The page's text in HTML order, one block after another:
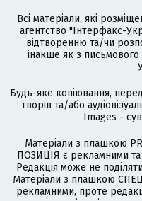
Всі матеріали, які
агентство "Інтерфакс-
відтворенню та/чи
інакше як з
Будь-яке копіювання,
творів та/або
Images -
Матеріали з плашкою
ПОЗИЦІЯ є рекламними та
Редакція може не
Матеріали з плашкою
рекламними, проте